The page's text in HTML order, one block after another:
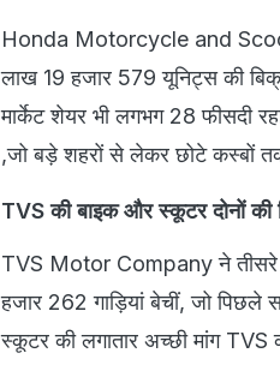
Honda Motorcycle and
लाख 19 हजार 579 यूनिट्स की
मार्केट शेयर भी लगभग 28 फीसदी
,जो बड़े शहरों से लेकर छोटे कस्बों
TVS की बाइक और स्कूटर दोनों की
TVS Motor Company ने तीसरे
हजार 262 गाड़ियां बेचीं, जो
स्कूटर की लगातार अच्छी मांग TVS